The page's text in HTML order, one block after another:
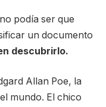
podía ser que
un documento
descubrirlo.
Allan Poe, la
mundo. El chico